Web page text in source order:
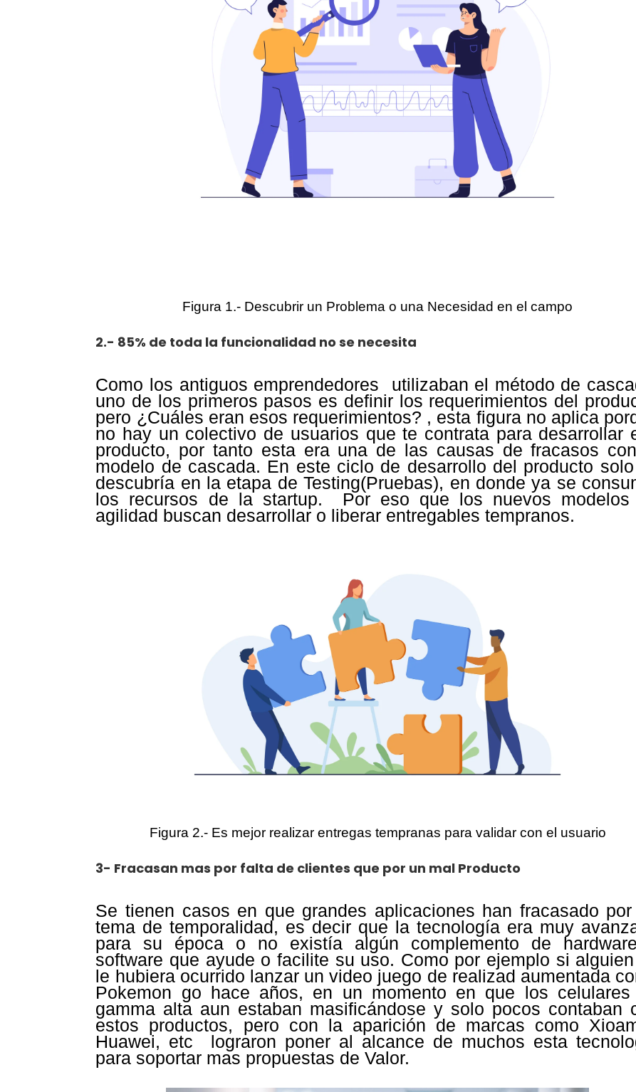
Figura 1.- Descubrir un Problema o una Necesidad en el campo
2.- 85% de toda la funcionalidad no se necesita
Como los antiguos emprendedores utilizaban el método de
uno de los primeros pasos es definir los requerimientos del
pero ¿Cuáles eran esos requerimientos? , esta figura no aplica
no hay un colectivo de usuarios que te contrata para desarrollar
producto, por tanto esta era una de las causas de fracasos
modelo de cascada. En este ciclo de desarrollo del producto
descubría en la etapa de Testing(Pruebas), en donde ya se
los recursos de la startup. Por eso que los nuevos modelos
agilidad buscan desarrollar o liberar entregables tempranos.
Figura 2.- Es mejor realizar entregas tempranas para validar con el usuario
3- Fracasan mas por falta de clientes que por un mal Producto
Se tienen casos en que grandes aplicaciones han fracasado
tema de temporalidad, es decir que la tecnología era muy
para su época o no existía algún complemento de
software que ayude o facilite su uso. Como por ejemplo si
le hubiera ocurrido lanzar un video juego de realizad aumentada
Pokemon go hace años, en un momento en que los celulares
gamma alta aun estaban masificándose y solo pocos contaban
estos productos, pero con la aparición de marcas como
Huawei, etc lograron poner al alcance de muchos esta
para soportar mas propuestas de Valor.